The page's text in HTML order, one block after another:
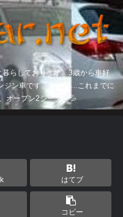
らしております。3歳から車好
ジン車です。そして…これまでに
オープン2シーター💦
はてブ
コピー